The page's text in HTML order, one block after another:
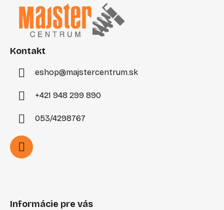
Kontakt
eshop@majstercentrum.sk
+421 948 299 890
053/4298767
Informácie pre vás